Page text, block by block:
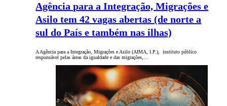
Agência para a Integração, Migrações e
Asilo tem 42 vagas abertas (de norte a
sul do País e também nas ilhas)
A Agência para a Integração, Migrações e Asilo (AIMA, I.P.), instituto público
responsável pelas áreas da igualdade e das migrações,…